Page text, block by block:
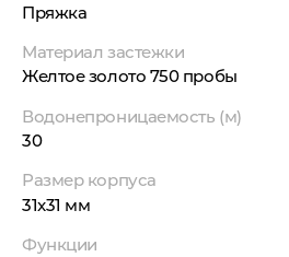
Пряжка
Материал застежки
Желтое золото 750 пробы
Водонепроницаемость (м)
30
Размер корпуса
31x31 мм
Функции